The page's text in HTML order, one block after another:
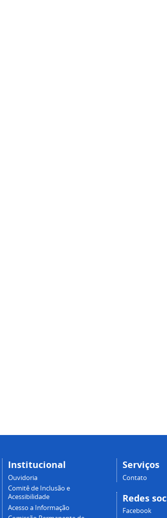
Institucional
Ouvidoria
Comitê de Inclusão e
Acessibilidade
Acesso a Informação
Serviços
Contato
Redes
Facebook